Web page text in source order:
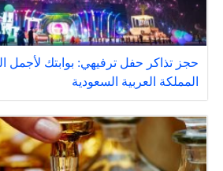
حجز تذاكر حفل ترفيهي: بوابتك لأجمل
المملكة العربية السعودية